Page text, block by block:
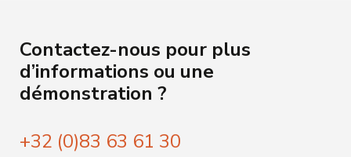
Contactez-nous pour plus
d’informations ou une
démonstration ?
+32 (0)83 63 61 30